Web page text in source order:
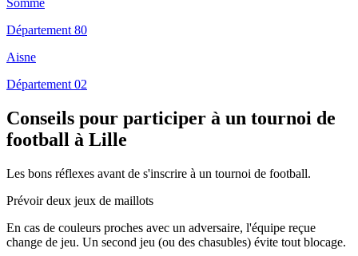
Somme
Département 80
Aisne
Département 02
Conseils pour participer à un tournoi de
football à Lille
Les bons réflexes avant de s'inscrire à un tournoi de football.
Prévoir deux jeux de maillots
En cas de couleurs proches avec un adversaire, l'équipe reçue
change de jeu. Un second jeu (ou des chasubles) évite tout blocage.